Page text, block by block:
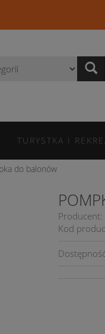
TURYSTKA I
do balonów
Producent:
Kod